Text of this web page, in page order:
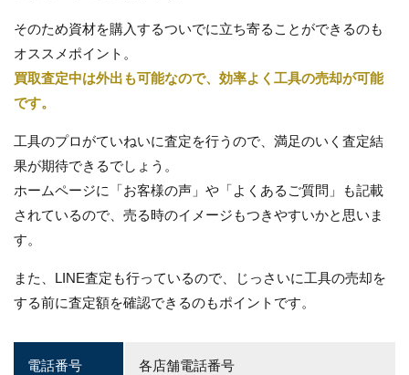
そのため資材を購入するついでに立ち寄ることができるのも
オススメポイント。
買取査定中は外出も可能なので、効率よく工具の売却が可能
です。
工具のプロがていねいに査定を行うので、満足のいく査定結
果が期待できるでしょう。
ホームページに「お客様の声」や「よくあるご質問」も記載
されているので、売る時のイメージもつきやすいかと思いま
す。
また、LINE査定も行っているので、じっさいに工具の売却を
する前に査定額を確認できるのもポイントです。
電話番号 各店舗電話番号